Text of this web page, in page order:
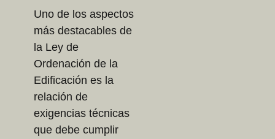
Uno de los aspectos
más destacables de
la Ley de
Ordenación de la
Edificación es la
relación de
exigencias técnicas
que debe cumplir